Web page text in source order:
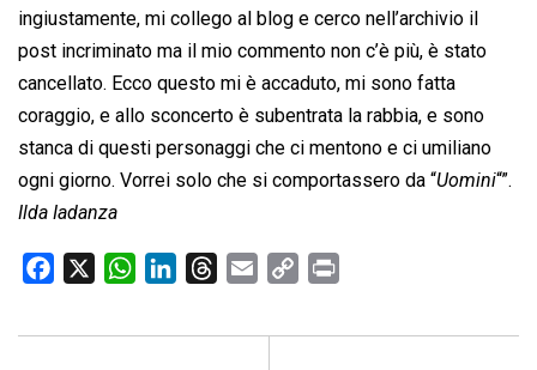
ingiustamente, mi collego al blog e cerco nell’archivio il
post incriminato ma il mio commento non c’è più, è stato
cancellato. Ecco questo mi è accaduto, mi sono fatta
coraggio, e allo sconcerto è subentrata la rabbia, e sono
stanca di questi personaggi che ci mentono e ci umiliano
ogni giorno. Vorrei solo che si comportassero da “Uomini“”.
Ilda Iadanza
c
W
a
n
r
a
p
i